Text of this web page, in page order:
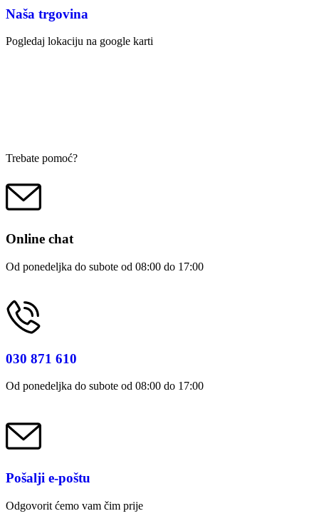
Naša trgovina
Pogledaj lokaciju na google karti
Trebate pomoć?
Online chat
Od ponedeljka do subote od 08:00 do 17:00
030 871 610
Od ponedeljka do subote od 08:00 do 17:00
Pošalji e-poštu
Odgovorit ćemo vam čim prije